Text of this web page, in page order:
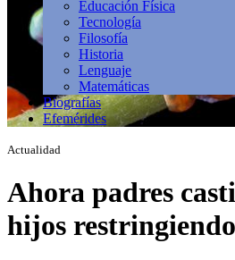
Educación Física
Tecnología
Filosofía
Historia
Lenguaje
Matemáticas
Biografías
Efemérides
Actualidad
Ahora padres
hijos